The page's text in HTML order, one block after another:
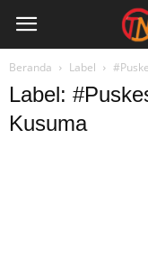
Beranda Label
Label:
Kusuma